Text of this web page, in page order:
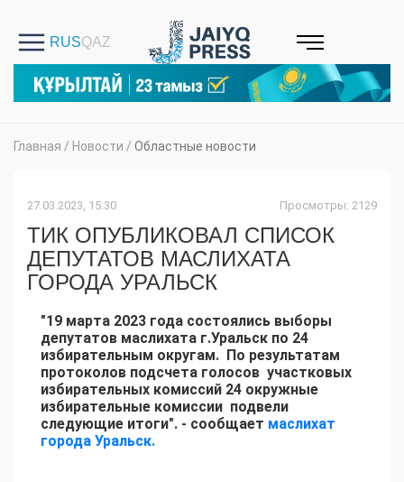
Главная / Новости / Областные новости
27.03.2023, 15:30 Просмотры: 2129
ТИК ОПУБЛИКОВАЛ СПИСОК
ДЕПУТАТОВ МАСЛИХАТА
ГОРОДА УРАЛЬСК
"19 марта 2023 года состоялись выборы
депутатов маслихата г.Уральск по 24
избирательным округам. По результатам
протоколов подсчета голосов участковых
избирательных комиссий 24 окружные
избирательные комиссии подвели
следующие итоги". - сообщает маслихат
города Уральск.